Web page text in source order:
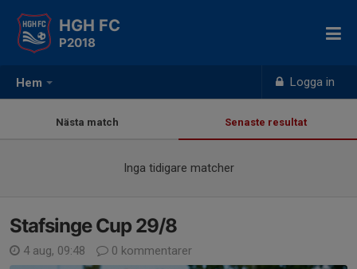
Hem Logga in
HGH FC
P2018
Nästa match Senaste resultat
Inga tidigare matcher
Stafsinge Cup 29/8
4 aug, 09:48 0 kommentarer